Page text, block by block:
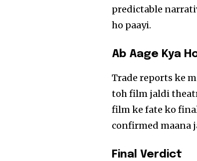
predictable
ho paayi.
Ab Aage Kya
Trade reports ke
toh film jaldi
film ke fate ko
confirmed maana
Final Verdict